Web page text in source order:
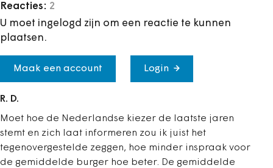
Reacties: 2
U moet ingelogd zijn om een reactie te kunnen
plaatsen.
Maak een account Login
R. D.
Moet hoe de Nederlandse kiezer de laatste jaren
stemt en zich laat informeren zou ik juist het
tegenovergestelde zeggen, hoe minder inspraak voor
de gemiddelde burger hoe beter. De gemiddelde